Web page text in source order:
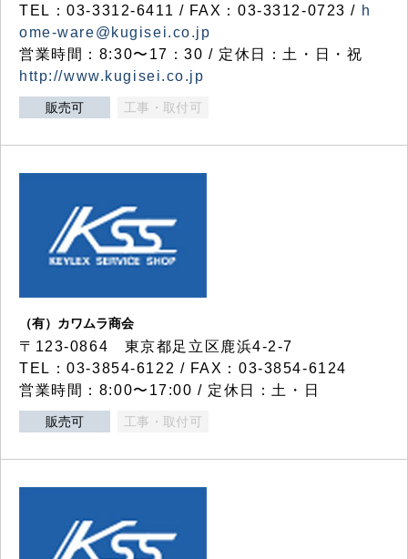
TEL：03-3312-6411 / FAX：03-3312-0723 / h
ome-ware@kugisei.co.jp
営業時間：8:30〜17：30 / 定休日：土・日・祝
http://www.kugisei.co.jp
販売可 工事・取付可
（有）カワムラ商会
〒123-0864 東京都足立区鹿浜4-2-7
TEL：03-3854-6122 / FAX：03-3854-6124
営業時間：8:00〜17:00 / 定休日：土・日
販売可 工事・取付可